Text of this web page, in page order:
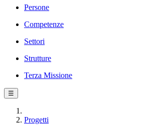
Persone
Competenze
Settori
Strutture
Terza Missione
☰
Progetti